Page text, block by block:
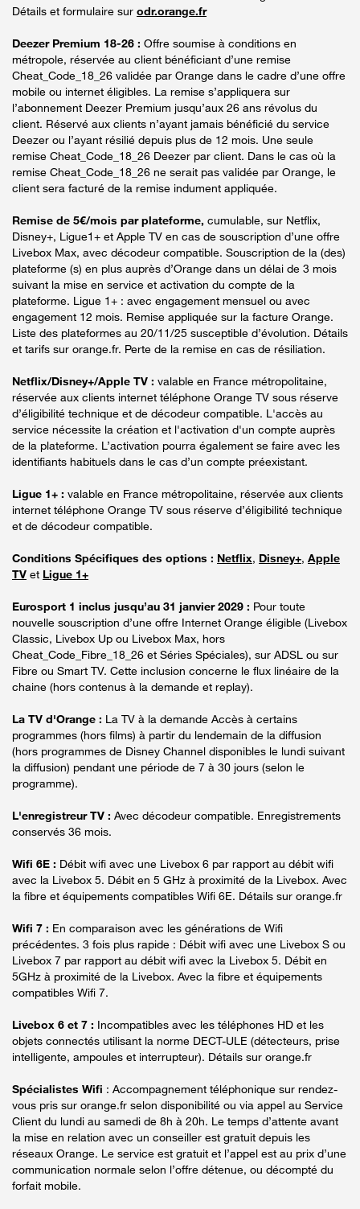
Détails et formulaire sur odr.orange.fr
Deezer Premium 18-26 : Offre soumise à conditions en
métropole, réservée au client bénéficiant d’une remise
Cheat_Code_18_26 validée par Orange dans le cadre d’une offre
mobile ou internet éligibles. La remise s’appliquera sur
l’abonnement Deezer Premium jusqu’aux 26 ans révolus du
client. Réservé aux clients n’ayant jamais bénéficié du service
Deezer ou l’ayant résilié depuis plus de 12 mois. Une seule
remise Cheat_Code_18_26 Deezer par client. Dans le cas où la
remise Cheat_Code_18_26 ne serait pas validée par Orange, le
client sera facturé de la remise indument appliquée.
Remise de 5€/mois par plateforme, cumulable, sur Netflix,
Disney+, Ligue1+ et Apple TV en cas de souscription d’une offre
Livebox Max, avec décodeur compatible. Souscription de la (des)
plateforme (s) en plus auprès d’Orange dans un délai de 3 mois
suivant la mise en service et activation du compte de la
plateforme. Ligue 1+ : avec engagement mensuel ou avec
engagement 12 mois. Remise appliquée sur la facture Orange.
Liste des plateformes au 20/11/25 susceptible d’évolution. Détails
et tarifs sur orange.fr. Perte de la remise en cas de résiliation.
Netflix/Disney+/Apple TV : valable en France métropolitaine,
réservée aux clients internet téléphone Orange TV sous réserve
d’éligibilité technique et de décodeur compatible. L'accès au
service nécessite la création et l'activation d'un compte auprès
de la plateforme. L’activation pourra également se faire avec les
identifiants habituels dans le cas d’un compte préexistant.
Ligue 1+ : valable en France métropolitaine, réservée aux clients
internet téléphone Orange TV sous réserve d’éligibilité technique
et de décodeur compatible.
Conditions Spécifiques des options : Netflix, Disney+, Apple
TV et Ligue 1+
Eurosport 1 inclus jusqu’au 31 janvier 2029 : Pour toute
nouvelle souscription d’une offre Internet Orange éligible (Livebox
Classic, Livebox Up ou Livebox Max, hors
Cheat_Code_Fibre_18_26 et Séries Spéciales), sur ADSL ou sur
Fibre ou Smart TV. Cette inclusion concerne le flux linéaire de la
chaine (hors contenus à la demande et replay).
La TV d'Orange : La TV à la demande Accès à certains
programmes (hors films) à partir du lendemain de la diffusion
(hors programmes de Disney Channel disponibles le lundi suivant
la diffusion) pendant une période de 7 à 30 jours (selon le
programme).
L'enregistreur TV : Avec décodeur compatible. Enregistrements
conservés 36 mois.
Wifi 6E : Débit wifi avec une Livebox 6 par rapport au débit wifi
avec la Livebox 5. Débit en 5 GHz à proximité de la Livebox. Avec
la fibre et équipements compatibles Wifi 6E. Détails sur orange.fr
Wifi 7 : En comparaison avec les générations de Wifi
précédentes. 3 fois plus rapide : Débit wifi avec une Livebox S ou
Livebox 7 par rapport au débit wifi avec la Livebox 5. Débit en
5GHz à proximité de la Livebox. Avec la fibre et équipements
compatibles Wifi 7.
Livebox 6 et 7 : Incompatibles avec les téléphones HD et les
objets connectés utilisant la norme DECT-ULE (détecteurs, prise
intelligente, ampoules et interrupteur). Détails sur orange.fr
Spécialistes Wifi : Accompagnement téléphonique sur rendez-
vous pris sur orange.fr selon disponibilité ou via appel au Service
Client du lundi au samedi de 8h à 20h. Le temps d’attente avant
la mise en relation avec un conseiller est gratuit depuis les
réseaux Orange. Le service est gratuit et l’appel est au prix d’une
communication normale selon l’offre détenue, ou décompté du
forfait mobile.